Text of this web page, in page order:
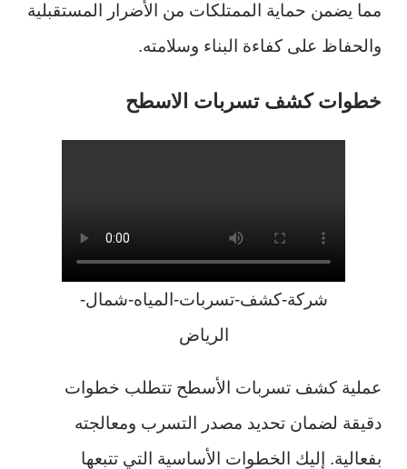
مما يضمن حماية الممتلكات من الأضرار المستقبلية
والحفاظ على كفاءة البناء وسلامته.
خطوات كشف تسربات الاسطح
شركة-كشف-تسربات-المياه-شمال-
الرياض
عملية كشف تسربات الأسطح تتطلب خطوات
دقيقة لضمان تحديد مصدر التسرب ومعالجته
بفعالية. إليك الخطوات الأساسية التي تتبعها